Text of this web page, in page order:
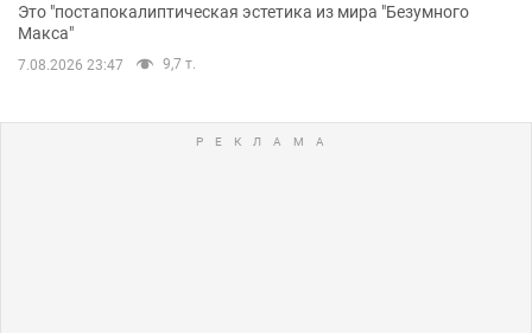
Это "постапокалиптическая эстетика из мира "Безумного
Макса"
7.08.2026 23:47 9,7 т.